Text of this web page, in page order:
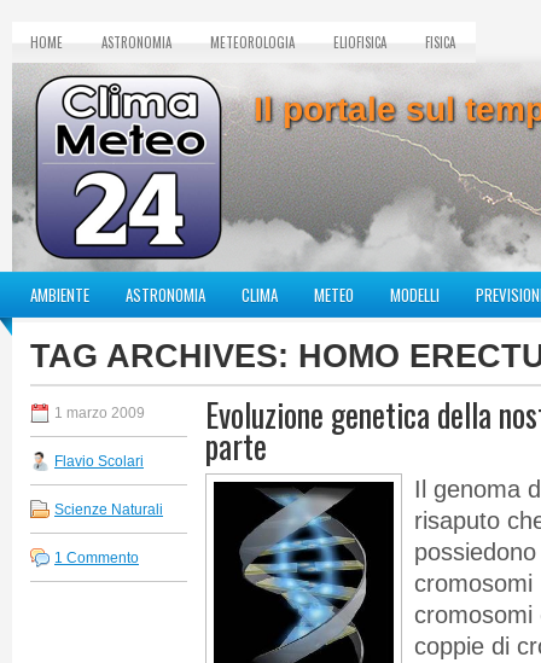
HOME ASTRONOMIA METEOROLOGIA ELIOFISICA FISICA
Il portale sul
AMBIENTE ASTRONOMIA CLIMA METEO MODELLI
TAG ARCHIVES: HOMO
1 marzo 2009
Flavio Scolari
Scienze Naturali
1 Commento
Evoluzione genetica della
parte
Il genoma
risaputo
cromosomi
cromosomi
coppie di